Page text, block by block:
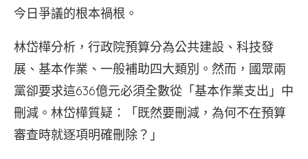
今日爭議的根本禍根。
林岱樺分析，行政院預算分為公共建設、科技發
展、基本作業、一般補助四大類別。然而，國眾兩
黨卻要求這636億元必須全數從「基本作業支出」中
刪減。林岱樺質疑：「既然要刪減，為何不在預算
審查時就逐項明確刪除？」